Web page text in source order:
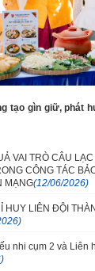
tạo gìn giữ, phát
VAI TRÒ CÂU
CÔNG TÁC
MẠNG(12/06/2026)
HUY LIÊN ĐỘI
nhi cụm 2 và Liên